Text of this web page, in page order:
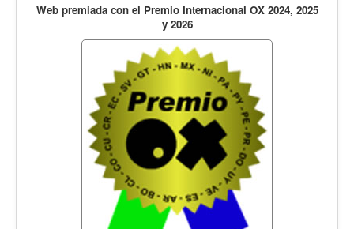
Web premiada con el Premio Internacional OX 2024, 2025
y 2026